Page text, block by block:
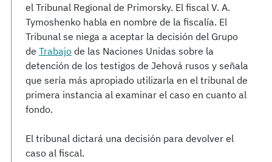
el Tribunal Regional de Primorsky. El fiscal V. A.
Tymoshenko habla en nombre de la fiscalía. El
Tribunal se niega a aceptar la decisión del Grupo
de Trabajo de las Naciones Unidas sobre la
detención de los testigos de Jehová rusos y señala
que sería más apropiado utilizarla en el tribunal de
primera instancia al examinar el caso en cuanto al
fondo.
El tribunal dictará una decisión para devolver el
caso al fiscal.